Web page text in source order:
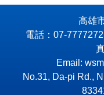
高雄
電話：07-
Email:
No.31, Da-pi Rd.,